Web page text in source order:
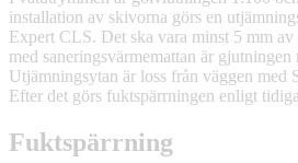
installation av skivorna görs en
Expert CLS. Det ska vara minst 5 mm
med saneringsvärmemattan är
Utjämningsytan är loss från väggen med
Efter det görs fuktspärrningen enligt
Fuktspärrning